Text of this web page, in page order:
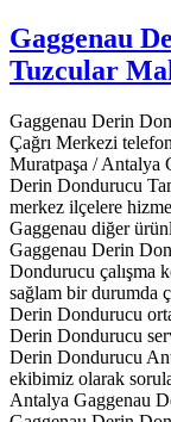
Gaggenau
Tuzcular
Gaggenau Derin
Çağrı Merkezi
Muratpaşa / Antalya
Derin Dondurucu
merkez ilçelere
Gaggenau diğer
Gaggenau Derin
Dondurucu çalışma
sağlam bir durumda
Derin Dondurucu
Derin Dondurucu
Derin Dondurucu
ekibimiz olarak
Antalya Gaggenau